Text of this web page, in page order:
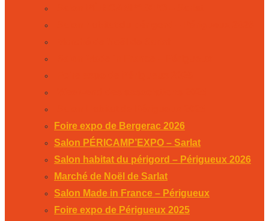
Foire expo de Bergerac 2026
Salon PÉRICAMP’EXPO – Sarlat
Salon habitat du périgord – Périgueux 2026
Marché de Noël de Sarlat
Salon Made in France – Périgueux
Foire expo de Périgueux 2025